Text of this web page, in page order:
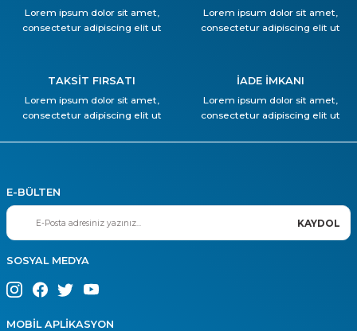
Lorem ipsum dolor sit amet,
consectetur adipiscing elit ut
Lorem ipsum dolor sit amet,
consectetur adipiscing elit ut
TAKSİT FIRSATI
Lorem ipsum dolor sit amet,
consectetur adipiscing elit ut
İADE İMKANI
Lorem ipsum dolor sit amet,
consectetur adipiscing elit ut
E-BÜLTEN
KAYDOL
SOSYAL MEDYA
MOBİL APLİKASYON